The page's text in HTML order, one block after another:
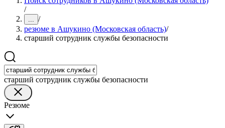
/
... /
резюме в Ашукино (Московская область)/
старший сотрудник службы безопасности
старший сотрудник службы безопасности
Резюме